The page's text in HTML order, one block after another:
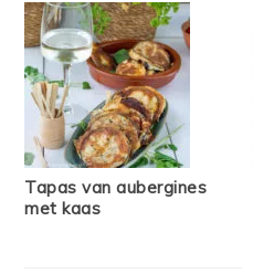
Tapas van aubergines
met kaas